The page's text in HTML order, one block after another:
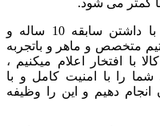
ما در بازرگانی تجارت گستر رایان با داشتن سابقه 10 ساله و
متخصص و ماهر و باتجربه
با افتخار اعلام میکنیم ،
را با امنیت کامل و با
دهیم و این را وظیفه